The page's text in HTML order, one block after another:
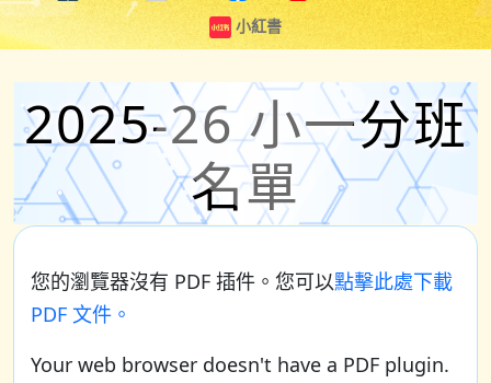
小紅書
2025-26 小一分班
名單
您的瀏覽器沒有 PDF 插件。您可以點擊此處下載
PDF 文件。
Your web browser doesn't have a PDF plugin.